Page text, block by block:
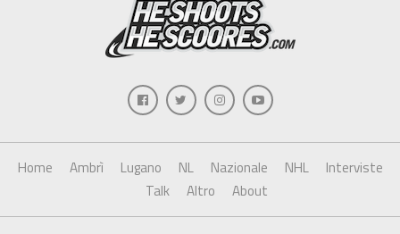
Home Ambrì Lugano NL Nazionale NHL
Interviste
Talk
Altro About